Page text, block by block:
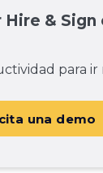
& Sign
para ir
una demo